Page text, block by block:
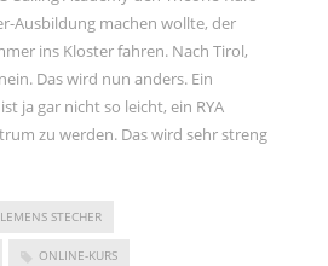
Ausbildung machen wollte, der
ins Kloster fahren. Nach Tirol,
Das wird nun anders. Ein
ja gar nicht so leicht, ein RYA
zu werden. Das wird sehr streng
STECHER
ONLINE-KURS